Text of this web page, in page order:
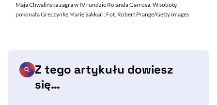
Maja Chwalińska zagra w IV rundzie Rolanda Garrosa. W sobotę
pokonała Greczynkę Marię Sakkari. Fot. Robert Prange/Getty Images
Z tego artykułu dowiesz
się…